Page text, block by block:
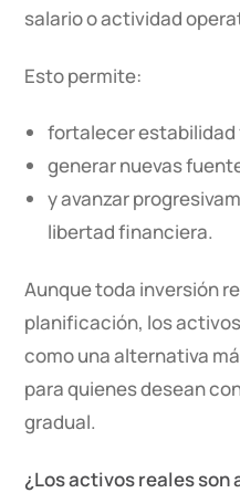
salario o actividad
Esto permite:
fortalecer estabilidad
generar nuevas
y avanzar
libertad financiera.
Aunque toda inversión
planificación, los
como una alternativa
para quienes desean
gradual.
¿Los activos reales son